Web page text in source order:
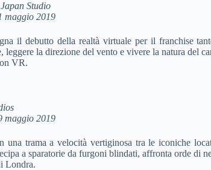
Studio
maggio 2019
il debutto della realtà virtuale per il franchise
leggere la direzione del vento e vivere la natura del
VR.
maggio 2019
trama a velocità vertiginosa tra le iconiche
a sparatorie da furgoni blindati, affronta orde di
Londra.